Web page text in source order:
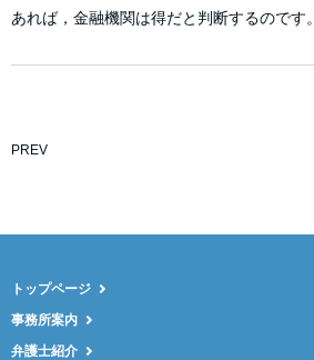
あれば，金融機関は得だと判断するのです。
PREV
トップページ
事務所案内
弁護士紹介